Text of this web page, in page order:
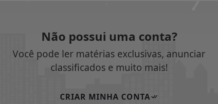
Não possui uma conta?
Você pode ler matérias exclusivas, anunciar
classificados e muito mais!
CRIAR MINHA CONTA